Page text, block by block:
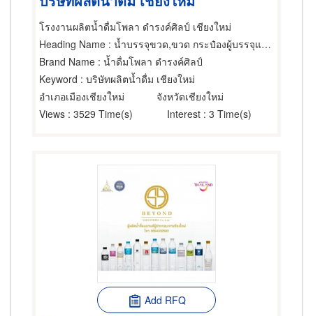
โรงงานผลิตน้ำดื่มโพลา ดำรงค์ศิลป์ เชียงใหม่
Heading Name : น้ำบรรจุขวด,ขวด กระป๋องผู้บรรจุและจัดจำหน่ายเครื่องดื่ม,น้ำดื่มบรรจุขวด
Brand Name : น้ำดื่มโพลา ดำรงค์ศิลป์
Keyword : บริษัทผลิตน้ำดื่ม เชียงใหม่
อำเภอเมืองเชียงใหม่
จังหวัดเชียงใหม่
Views : 3529 Time(s) Interest : 3 Time(s)
Add RFQ